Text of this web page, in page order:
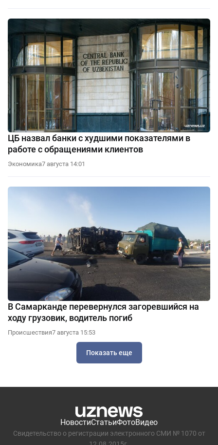
ЦБ назвал банки с худшими показателями в
работе с обращениями клиентов
Экономика7 августа 14:01
В Самарканде перевернулся загоревшийся на
ходу грузовик, водитель погиб
Происшествия7 августа 15:53
Показать еще
НовостиСтатьиФотоВидео
Свидетельство о регистрации электронного СМИ № 1070 от